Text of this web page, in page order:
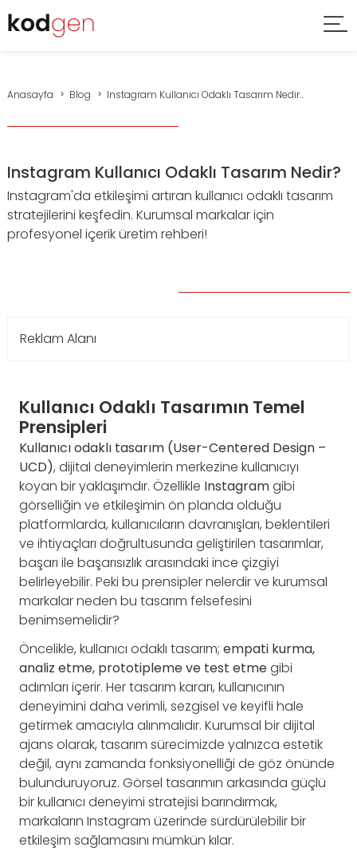
Anasayfa Blog Instagram Kullanıcı Odaklı Tasarım Nedir...
Instagram Kullanıcı Odaklı Tasarım Nedir?
Instagram'da etkileşimi artıran kullanıcı odaklı tasarım
stratejilerini keşfedin. Kurumsal markalar için
profesyonel içerik üretim rehberi!
Reklam Alanı
Kullanıcı Odaklı Tasarımın Temel
Prensipleri
Kullanıcı odaklı tasarım (User-Centered Design –
UCD), dijital deneyimlerin merkezine kullanıcıyı
koyan bir yaklaşımdır. Özellikle Instagramgibi
görselliğin ve etkileşimin ön planda olduğu
platformlarda, kullanıcıların davranışları, beklentileri
ve ihtiyaçları doğrultusunda geliştirilen tasarımlar,
başarı ile başarısızlık arasındaki ince çizgiyi
belirleyebilir. Peki bu prensipler nelerdir ve kurumsal
markalar neden bu tasarım felsefesini
benimsemelidir?
Öncelikle, kullanıcı odaklı tasarım; empati kurma,
analiz etme, prototipleme ve test etmegibi
adımları içerir. Her tasarım kararı, kullanıcının
deneyimini daha verimli, sezgisel ve keyifli hale
getirmek amacıyla alınmalıdır. Kurumsal bir dijital
ajans olarak, tasarım sürecimizde yalnızca estetik
değil, aynı zamanda fonksiyonelliği de göz önünde
bulunduruyoruz. Görsel tasarımın arkasında güçlü
bir kullanıcı deneyimi stratejisi barındırmak,
markaların Instagram üzerinde sürdürülebilir bir
etkileşim sağlamasını mümkün kılar.